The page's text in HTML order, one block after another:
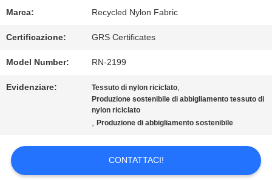
FABBRICA
CONTROLLO
DI
CONTATTICI
Marca: Recycled Nylon Fabric
Certificazione: GRS Certificates
Model Number: RN-2199
Evidenziare: Tessuto di nylon riciclato,
Produzione sostenibile di abbigliamento tessuto di
nylon riciclato
,Produzione di abbigliamento sostenibile
CONTATTACI!